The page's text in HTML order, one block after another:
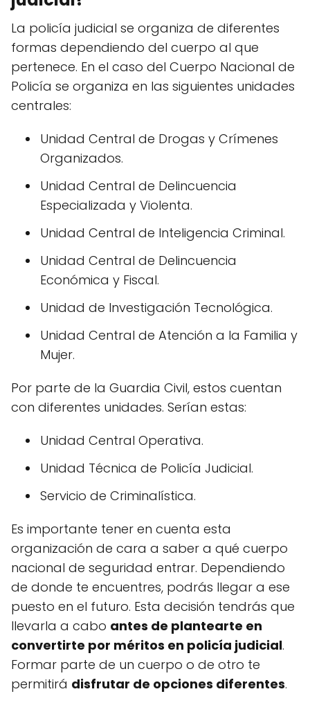
La policía judicial se organiza de diferentes
formas dependiendo del cuerpo al que
pertenece. En el caso del Cuerpo Nacional de
Policía se organiza en las siguientes unidades
centrales:
Unidad Central de Drogas y Crímenes
Organizados.
Unidad Central de Delincuencia
Especializada y Violenta.
Unidad Central de Inteligencia Criminal.
Unidad Central de Delincuencia
Económica y Fiscal.
Unidad de Investigación Tecnológica.
Unidad Central de Atención a la Familia y
Mujer.
Por parte de la Guardia Civil, estos cuentan
con diferentes unidades. Serían estas:
Unidad Central Operativa.
Unidad Técnica de Policía Judicial.
Servicio de Criminalística.
Es importante tener en cuenta esta
organización de cara a saber a qué cuerpo
nacional de seguridad entrar. Dependiendo
de donde te encuentres, podrás llegar a ese
puesto en el futuro. Esta decisión tendrás que
llevarla a cabo antes de plantearte en
convertirte por méritos en policía judicial.
Formar parte de un cuerpo o de otro te
permitirá disfrutar de opciones diferentes.